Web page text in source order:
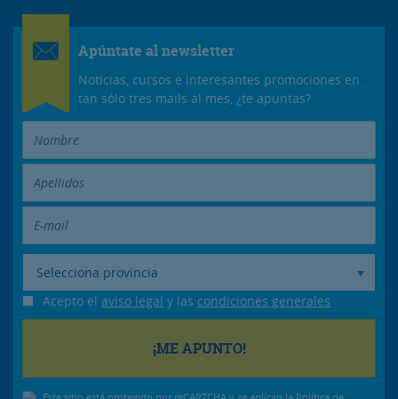
Apúntate al newsletter
Noticias, cursos e interesantes promociones en
tan sólo tres mails al mes, ¿te apuntas?
Selecciona provincia
Acepto el aviso legal y las condiciones generales